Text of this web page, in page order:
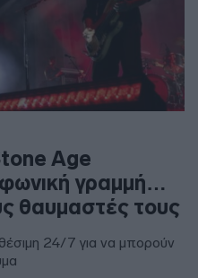
Age
γραμμή…
θαυμαστές τους
24/7 για να μπορούν